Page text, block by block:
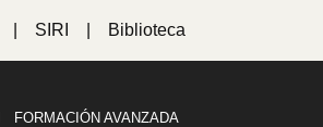
SIRI Biblioteca
FORMACIÓN AVANZADA